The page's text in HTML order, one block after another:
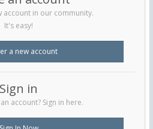
account in our community.
It's easy!
a new account
Sign in
account? Sign in here.